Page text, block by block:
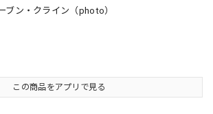
ブン・クライン（photo）
この商品をアプリで見る